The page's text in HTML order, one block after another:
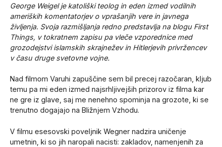
George Weigel je katoliški teolog in eden izmed vodilnih
ameriških komentatorjev o vprašanjih vere in javnega
življenja. Svoja razmišljanja redno predstavlja na blogu First
Things, v tokratnem zapisu pa vleče vzporednice med
grozodejstvi islamskih skrajnežev in Hitlerjevih privržencev
v času druge svetovne vojne.
Nad filmom Varuhi zapuščine sem bil precej razočaran, kljub
temu pa mi eden izmed najsrhljivejših prizorov iz filma kar
ne gre iz glave, saj me nenehno spominja na grozote, ki se
trenutno dogajajo na Bližnjem Vzhodu.
V filmu esesovski poveljnik Wegner nadzira uničenje
umetnin, ki so jih naropali nacisti: zakladov, namenjenih za